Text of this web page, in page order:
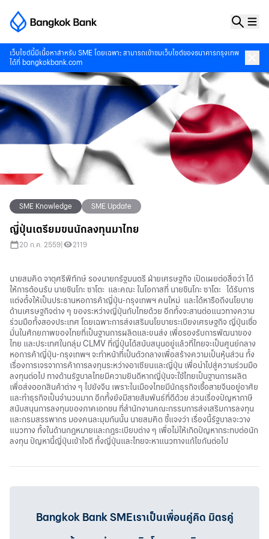
เว็บไซต์นี้มีเนื้อหาสำหรับ SME โดยเฉพาะ สามารถเข้าชมเว็บไซต์ของธนาคารกรุงเทพ
ได้ที่ bangkokbank.com
SME Knowledge SME Update
ญี่ปุ่นเตรียมขนนักลงทุนมาไทย
20 ก.ค. 2559 2119
นายสมคิด จาตุศรีพิทักษ์ รองนายกรัฐมนตรี ฝ่ายเศรษฐกิจ เปิดเผยต่อสื่อว่า ได้
ให้การต้อนรับ นายชินโกะ ซาโตะ และคณะ ในโอกาสที่ นายชินโกะ ซาโตะ ได้รับการ
แต่งตั้งให้เป็นประธานหอการค้าญี่ปุ่น-กรุงเทพฯ คนใหม่ และได้หารือถึงนโยบาย
ด้านเศรษฐกิจต่าง ๆ ของระหว่างญี่ปุ่นกับไทยด้วย อีกทั้งจะสานต่อแนวทางความ
ร่วมมือทั้งสองประเทศ โดยเฉพาะการส่งเสริมนโยบายระเบียงเศรษฐกิจ ญี่ปุ่นเชื่อ
มั่นในศักยภาพของไทยที่เป็นฐานการผลิตและขนส่ง เพื่อรองรับการพัฒนาของ
ไทย และประเทศในกลุ่ม CLMV ที่ญี่ปุ่นได้สนับสนุนอยู่แล้วที่ไทยจะเป็นศูนย์กลาง
หอการค้าญี่ปุ่น-กรุงเทพฯ จะทำหน้าที่เป็นตัวกลางเพื่อสร้างความเป็นหุ้นส่วน ทั้ง
เรื่องการเจรจาการค้าการลงทุนระหว่างอาเซียนและญี่ปุ่น เพื่อนำไปสู่ความร่วมมือ
ลงทุนต่อไป ทางด้านรัฐบาลไทยมีความยินดีหากญี่ปุ่นจะใช้ไทยเป็นฐานการผลิต
เพื่อส่งออกสินค้าต่าง ๆ ไปยังจีน เพราะในเมืองไทยมีนักธุรกิจเชื้อสายจีนอยู่อาศัย
และทำธุรกิจเป็นจำนวนมาก อีกทั้งยังมีสายสัมพันธ์ที่ดีด้วย ส่วนเรื่องปัญหาภาษี
สนับสนุนการลงทุนของภาคเอกชน ที่สำนักงานคณะกรรมการส่งเสริมการลงทุน
และกรมสรรพากร มองคนละมุมกันนั้น นายสมคิด ชี้แจงว่า เรื่องนี้รัฐบาลจะวาง
แนวทาง ทั้งในด้านกฎหมายและกฎระเบียบต่าง ๆ เพื่อไม่ให้เกิดปัญหากระทบต่อนัก
ลงทุน ปัญหานี้ญี่ปุ่นเข้าใจดี ทั้งญี่ปุ่นและไทยจะหาแนวทางแก้ไขกันต่อไป
Bangkok Bank SMEเราเป็นเพื่อนคู่คิด มิตรคู่